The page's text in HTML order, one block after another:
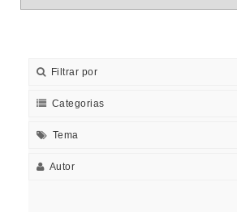
Filtrar por
Categorias
Tema
Autor